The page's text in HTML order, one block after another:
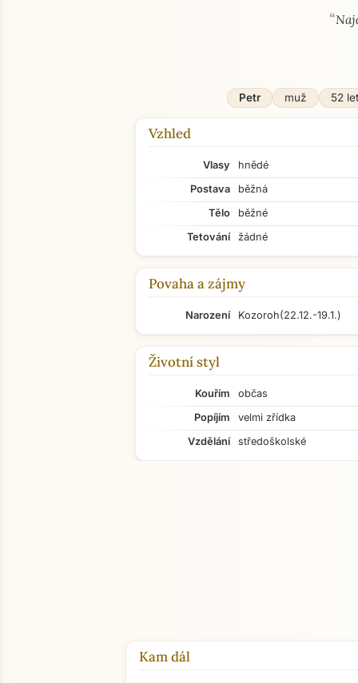
O
“
Petr muž 52 let
Vzhled
Vlasy
hnědé
Postava
běžná
Tělo
běžné
Tetování
žádné
Povaha a zájmy
Narození Kozoroh(22.12.-19.1.)
Životní styl
Kouřím
občas
Popíjím
velmi zřídka
Vzdělání
středoškolské
Kam dál